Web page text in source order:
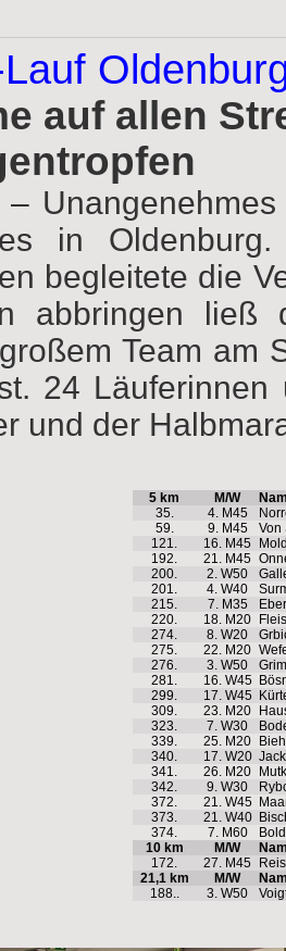
auf allen
–
in
begleitete die
abbringen ließ
Team am
24
und der
5 km M/W
35.
4. M45
59.
9. M45
Von
121.
16. M45
192.
21. M45
200.
2. W50
201.
4. W40
215.
7. M35
220.
18. M20
274.
8. W20
275.
22. M20
276.
3. W50
281.
16. W45
299.
17. W45
309.
23. M20
323.
7. W30
339.
25. M20
340.
17. W20
341.
26. M20
342.
9. W30
372.
21. W45
373.
21. W40
374.
7. M60
10 km
M/W
172.
27. M45
21,1 km
M/W
188..
3. W50